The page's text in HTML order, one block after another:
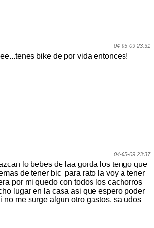
04-05-09 23:31
bike de por vida entonces!
04-05-09 23:37
lo bebes de laa gorda los tengo que
de tener bici para rato la voy a tener
por mi quedo con todos los cachorros
lugar en la casa asi que espero poder
no me surge algun otro gastos, saludos